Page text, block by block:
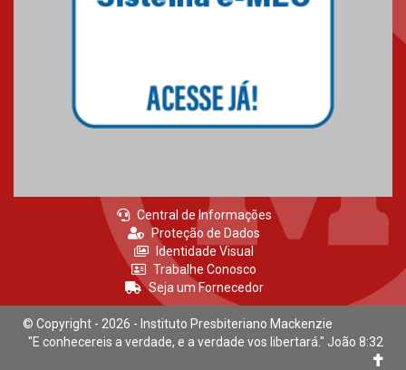
Central de Informações
Proteção de Dados
Identidade Visual
Trabalhe Conosco
Seja um Fornecedor
© Copyright - 2026 - Instituto Presbiteriano Mackenzie
"E conhecereis a verdade, e a verdade vos libertará." João 8:32